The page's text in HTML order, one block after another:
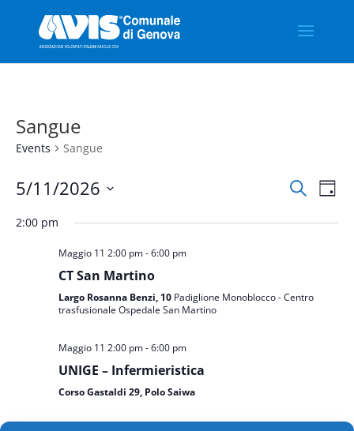
Sangue
Events Sangue
Events
and
Search
Day
5/11/2026
date.
2:00 pm
Maggio 11 2:00 pm-6:00 pm
CT San Martino
Largo Rosanna Benzi, 10 Padiglione Monoblocco - Centro
trasfusionale Ospedale San Martino
Maggio 11 2:00 pm-6:00 pm
UNIGE – Infermieristica
Corso Gastaldi 29, Polo Saiwa